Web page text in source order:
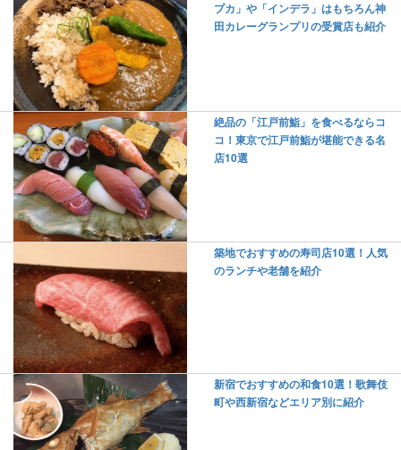
プカ」や「インデラ」はもちろん神
田カレーグランプリの受賞店も紹介
絶品の「江戸前鮨」を食べるならコ
コ！東京で江戸前鮨が堪能できる名
店10選
築地でおすすめの寿司店10選！人気
のランチや老舗を紹介
新宿でおすすめの和食10選！歌舞伎
町や西新宿などエリア別に紹介